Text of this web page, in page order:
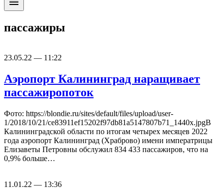
пассажиры
23.05.22 — 11:22
Аэропорт Калининград наращивает
пассажиропоток
Фото: https://blondie.ru/sites/default/files/upload/user-
1/2018/10/21/ce83911ef15202f97db81a5147807b71_1440x.jpgВ
Калининградской области по итогам четырех месяцев 2022
года аэропорт Калининград (Храброво) имени императрицы
Елизаветы Петровны обслужил 834 433 пассажиров, что на
0,9% больше…
11.01.22 — 13:36